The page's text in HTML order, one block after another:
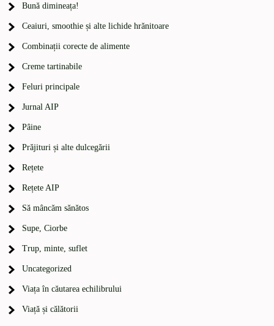
Bună dimineața!
Ceaiuri, smoothie și alte lichide hrănitoare
Combinații corecte de alimente
Creme tartinabile
Feluri principale
Jurnal AIP
Pâine
Prăjituri și alte dulcegării
Rețete
Rețete AIP
Să mâncăm sănătos
Supe, Ciorbe
Trup, minte, suflet
Uncategorized
Viața în căutarea echilibrului
Viață și călătorii